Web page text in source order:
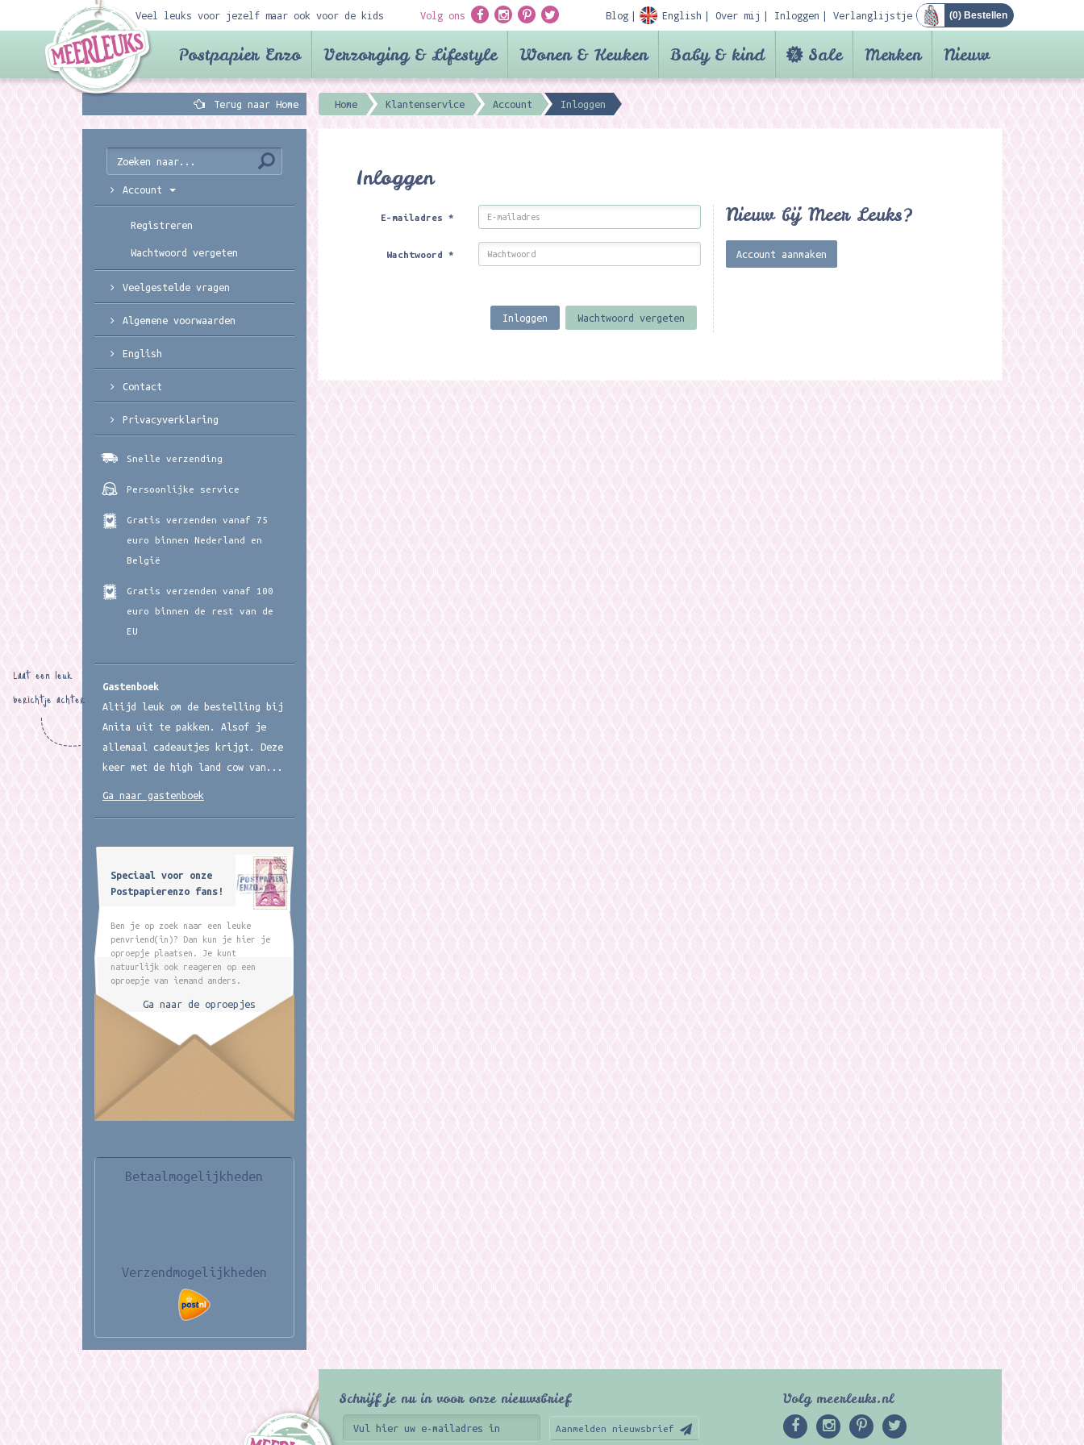
Veel leuks voor jezelf maar ook voor de kids Volg ons Blog English Over mij Inloggen Verlanglijstje (0) Bestellen
Postpapier Enzo Verzorging & Lifestyle Wonen & Keuken Baby & kind Sale Merken Nieuw
Terug naar Home Home Klantenservice Account Inloggen
Inloggen
E-mailadres*
Wachtwoord*
Inloggen Wachtwoord vergeten
Nieuw bij Meer Leuks?
Account aanmaken
Account
Registreren
Wachtwoord vergeten
Veelgestelde vragen
Algemene voorwaarden
English
Contact
Privacyverklaring
Snelle verzending
Persoonlijke service
Gratis verzenden vanaf 75
euro binnen Nederland en
België
Gratis verzenden vanaf 100
euro binnen de rest van de
EU
Gastenboek
Altijd leuk om de bestelling bij
Anita uit te pakken. Alsof je
allemaal cadeautjes krijgt. Deze
keer met de high land cow van...
Laat een leuk
berichtje achter
Ga naar gastenboek
Speciaal voor onze
Postpapierenzo fans!
Ben je op zoek naar een leuke
penvriend(in)? Dan kun je hier je
oproepje plaatsen. Je kunt
natuurlijk ook reageren op een
oproepje van iemand anders.
Ga naar de oproepjes
Betaalmogelijkheden
Verzendmogelijkheden
Schrijf je nu in voor onze nieuwsbrief
Aanmelden nieuwsbrief
Volg meerleuks.nl